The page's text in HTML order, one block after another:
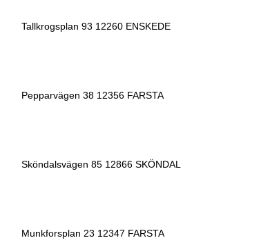
Tallkrogsplan 93 12260 ENSKEDE
Pepparvägen 38 12356 FARSTA
Sköndalsvägen 85 12866 SKÖNDAL
Munkforsplan 23 12347 FARSTA